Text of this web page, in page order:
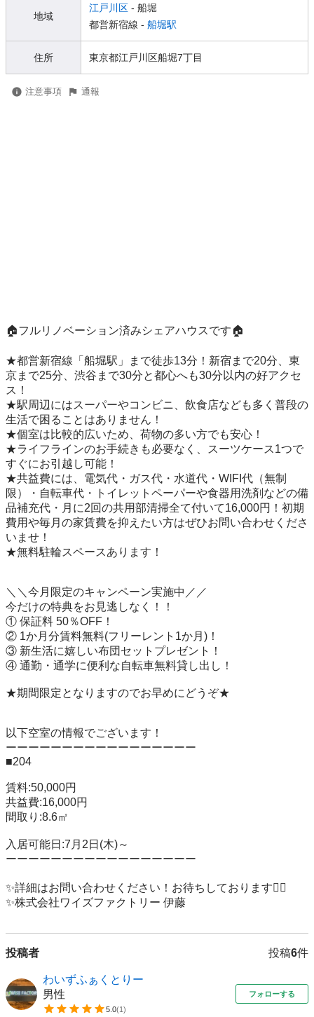
地域
江戸川区 - 船堀
都営新宿線 - 船堀駅
住所 東京都江戸川区船堀7丁目
注意事項 通報
🏠フルリノベーション済みシェアハウスです🏠
★都営新宿線「船堀駅」まで徒歩13分！新宿まで20分、東
京まで25分、渋谷まで30分と都心へも30分以内の好アクセ
ス！
★駅周辺にはスーパーやコンビニ、飲食店なども多く普段の
生活で困ることはありません！
★個室は比較的広いため、荷物の多い方でも安心！
★ライフラインのお手続きも必要なく、スーツケース1つで
すぐにお引越し可能！
★共益費には、電気代・ガス代・水道代・WIFI代（無制
限）・自転車代・トイレットペーパーや食器用洗剤などの備
品補充代・月に2回の共用部清掃全て付いて16,000円！初期
費用や毎月の家賃費を抑えたい方はぜひお問い合わせくださ
いませ！
★無料駐輪スペースあります！
＼＼今月限定のキャンペーン実施中／／
今だけの特典をお見逃しなく！！
① 保証料 50％OFF！
② 1か月分賃料無料(フリーレント1か月)！
③ 新生活に嬉しい布団セットプレゼント！
④ 通勤・通学に便利な自転車無料貸し出し！
★期間限定となりますのでお早めにどうぞ★
以下空室の情報でございます！
ーーーーーーーーーーーーーーーーー
■204
賃料:50,000円
共益費:16,000円
間取り:8.6㎡
入居可能日:7月2日(木)～
ーーーーーーーーーーーーーーーーー
✨詳細はお問い合わせください！お待ちしております🙇‍♂️
✨株式会社ワイズファクトリー 伊藤
投稿者 投稿6件
わいずふぁくとりー
男性
5.0(1)
フォローする